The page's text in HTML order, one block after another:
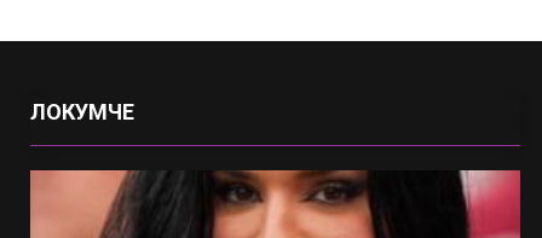
ЛОКУМЧЕ